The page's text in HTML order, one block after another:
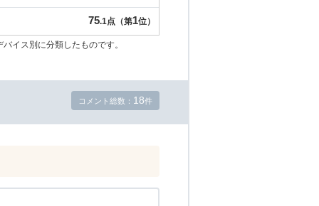
75.1点（第1位）
イス別に分類したものです。
コメント総数： 18件